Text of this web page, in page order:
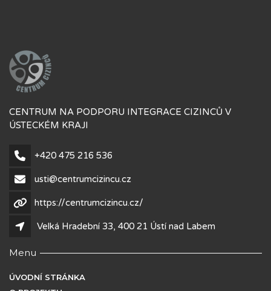
CENTRUM NA PODPORU INTEGRACE CIZINCŮ V
ÚSTECKÉM KRAJI
+420 475 216 536
usti@centrumcizincu.cz
https://centrumcizincu.cz/
Velká Hradební 33, 400 21 Ústí nad Labem
Menu
ÚVODNÍ STRÁNKA